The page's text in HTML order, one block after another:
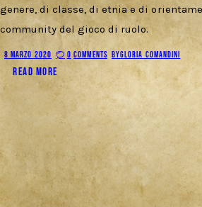
genere, di classe, di etnia e di
community del gioco di ruolo.
8 MARZO 2020 0 COMMENTS BYGLORIA COMANDINI
READ MORE